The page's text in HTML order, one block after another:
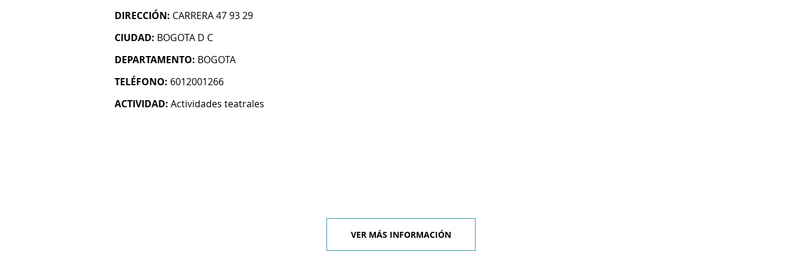
DIRECCIÓN: CARRERA 47 93 29
CIUDAD: BOGOTA D C
DEPARTAMENTO: BOGOTA
TELÉFONO: 6012001266
ACTIVIDAD: Actividades teatrales
VER MÁS INFORMACIÓN